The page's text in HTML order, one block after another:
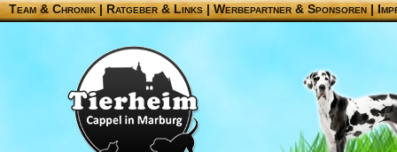
Team & Chronik |Ratgeber & Links|Werbepartner & Sponsoren|